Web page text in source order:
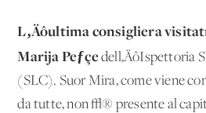
L‚Äôultima consigliera
Marija Peƒçedell‚ÄôIspettoria
(SLC). Suor Mira, come viene
da tutte, non √® presente al